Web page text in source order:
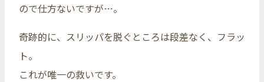
ので仕方ないですが…。
奇跡的に、スリッパを脱ぐところは段差なく、フラッ
ト。
これが唯一の救いです。